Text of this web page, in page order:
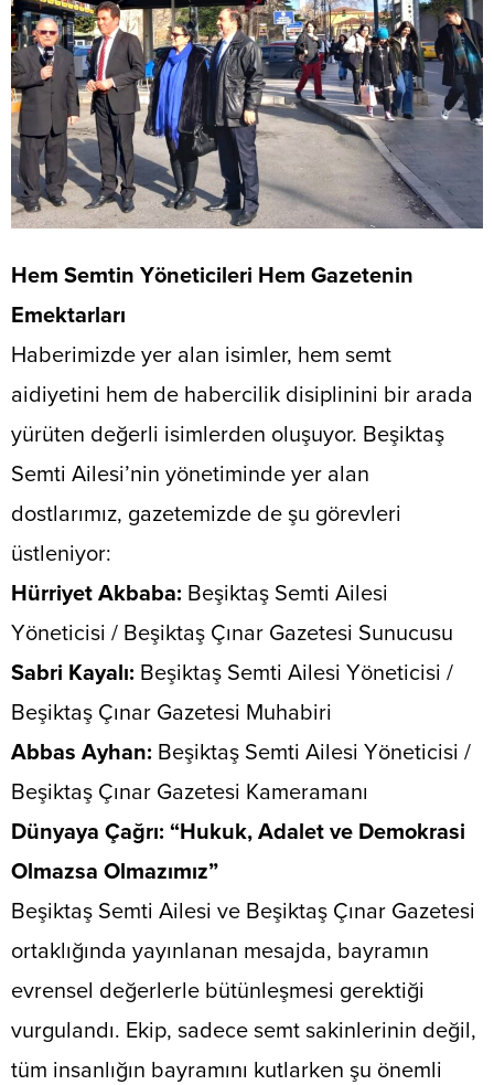
Hem Semtin Yöneticileri Hem Gazetenin
Emektarları
​Haberimizde yer alan isimler, hem semt
aidiyetini hem de habercilik disiplinini bir arada
yürüten değerli isimlerden oluşuyor. Beşiktaş
Semti Ailesi’nin yönetiminde yer alan
dostlarımız, gazetemizde de şu görevleri
üstleniyor:
Hürriyet Akbaba: Beşiktaş Semti Ailesi
Yöneticisi / Beşiktaş Çınar Gazetesi Sunucusu
​Sabri Kayalı: Beşiktaş Semti Ailesi Yöneticisi /
Beşiktaş Çınar Gazetesi Muhabiri
​Abbas Ayhan: Beşiktaş Semti Ailesi Yöneticisi /
Beşiktaş Çınar Gazetesi Kameramanı
​Dünyaya Çağrı: “Hukuk, Adalet ve Demokrasi
Olmazsa Olmazımız”
​Beşiktaş Semti Ailesi ve Beşiktaş Çınar Gazetesi
ortaklığında yayınlanan mesajda, bayramın
evrensel değerlerle bütünleşmesi gerektiği
vurgulandı. Ekip, sadece semt sakinlerinin değil,
tüm insanlığın bayramını kutlarken şu önemli